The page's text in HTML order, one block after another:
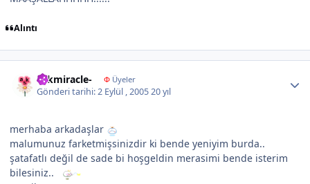
Alıntı
askmiracle- ΦÜyeler
Gönderi tarihi:2 Eylül , 200520 yıl
merhaba arkadaşlar
malumunuz farketmişsinizdir ki bende yeniyim burda..
şatafatlı değil de sade bi hoşgeldin merasimi bende isterim
bilesiniz..